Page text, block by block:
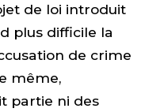
de loi introduit
plus difficile la
de crime
même,
partie ni des